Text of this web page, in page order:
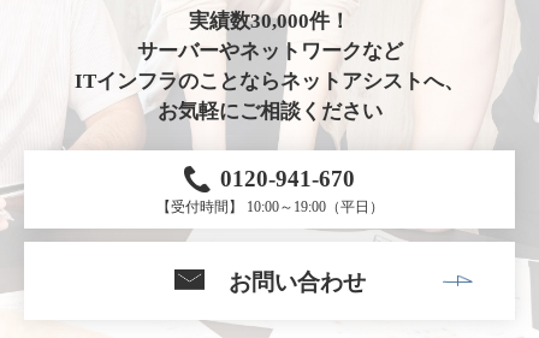
実績数30,000件！
サーバーやネットワークなど
ITインフラのことならネットアシストへ、
お気軽にご相談ください
0120-941-670
【受付時間】 10:00～19:00（平日）
お問い合わせ